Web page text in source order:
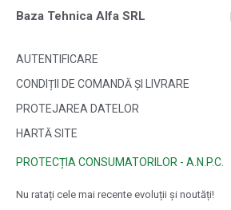
Baza Tehnica Alfa SRL
AUTENTIFICARE
CONDIȚII DE COMANDĂ ȘI LIVRARE
PROTEJAREA DATELOR
HARTĂ SITE
PROTECȚIA CONSUMATORILOR - A.N.P.C.
Nu ratați cele mai recente evoluții și noutăți!